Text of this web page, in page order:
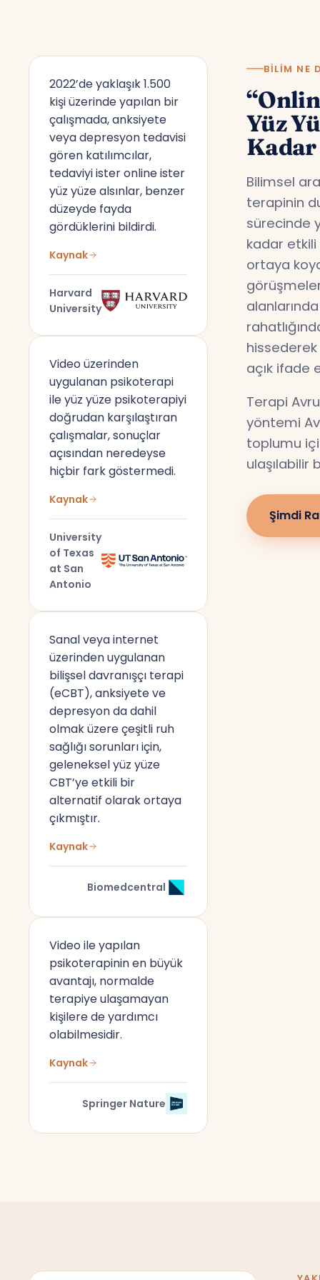
2022’de yaklaşık 1.500
kişi üzerinde yapılan bir
çalışmada, anksiyete
veya depresyon tedavisi
gören katılımcılar,
tedaviyi ister online ister
yüz yüze alsınlar, benzer
düzeyde fayda
gördüklerini bildirdi.
Kaynak
Harvard
University
Video üzerinden
uygulanan psikoterapi
ile yüz yüze psikoterapiyi
doğrudan karşılaştıran
çalışmalar, sonuçlar
açısından neredeyse
hiçbir fark göstermedi.
Kaynak
University
of Texas
at San
Antonio
Sanal veya internet
üzerinden uygulanan
bilişsel davranışçı terapi
(eCBT), anksiyete ve
depresyon da dahil
olmak üzere çeşitli ruh
sağlığı sorunları için,
geleneksel yüz yüze
CBT’ye etkili bir
alternatif olarak ortaya
çıkmıştır.
Kaynak
Biomedcentral
Video ile yapılan
psikoterapinin en büyük
avantajı, normalde
terapiye ulaşamayan
kişilere de yardımcı
olabilmesidir.
Kaynak
Springer Nature
BILIM NE
Yüz
Bilimsel
terapinin
sürecinde
kadar
ortaya
açık ifade
Terapi
yöntemi
toplumu
ulaşılabilir
Şimdi